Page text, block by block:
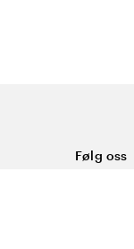
Følg oss